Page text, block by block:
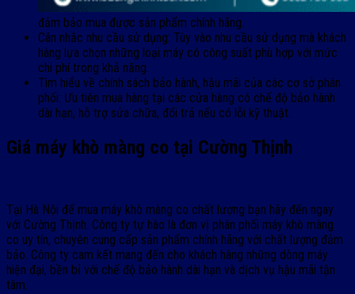
đảm bảo mua được sản phẩm chính hãng.
Cân nhắc nhu cầu sử dụng: Tùy vào nhu cầu sử dụng mà khách
hàng lựa chọn những loại máy có công suất phù hợp với mức
chi phí trong khả năng.
Tìm hiểu về chính sách bảo hành, hậu mãi của các cơ sở phân
phối: Ưu tiên mua hàng tại các cửa hàng có chế độ bảo hành
dài hạn, hỗ trợ sửa chữa, đổi trả nếu có lỗi kỹ thuật.
Giá máy khò màng co tại Cường Thịnh
Tại Hà Nội để mua máy khò màng co chất lượng bạn hãy đến ngay
với Cường Thịnh. Công ty tự hào là đơn vị phân phối máy khò màng
co uy tín, chuyên cung cấp sản phẩm chính hãng với chất lượng đảm
bảo. Công ty cam kết mang đến cho khách hàng những dòng máy
hiện đại, bền bỉ với chế độ bảo hành dài hạn và dịch vụ hậu mãi tận
tâm.